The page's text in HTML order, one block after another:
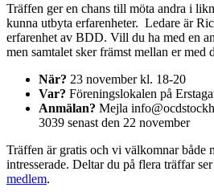
Träffen ger en chans till möta andra i
kunna utbyta erfarenheter. Ledare är
erfarenhet av BDD. Vill du ha med en
men samtalet sker främst mellan er med
När? 23 november kl. 18-20
Var? Föreningslokalen på
Anmälan? Mejla
3039 senast den 22 november
Träffen är gratis och vi välkomnar både
intresserade. Deltar du på flera träffar
medlem.